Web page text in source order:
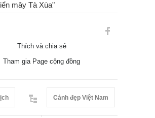
mây Tà Xùa"
Thích và chia sẻ
Tham gia Page cộng đồng
Cảnh đẹp Việt Nam